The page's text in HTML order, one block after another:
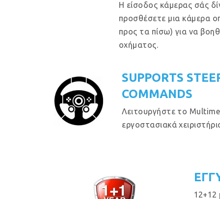
Η είσοδος κάμερας σάς
προσθέσετε μια κάμερα
προς τα πίσω) για να
οχήματος.
SUPPORTS
COMMANDS
Λειτουργήστε το
εργοστασιακά
12+12